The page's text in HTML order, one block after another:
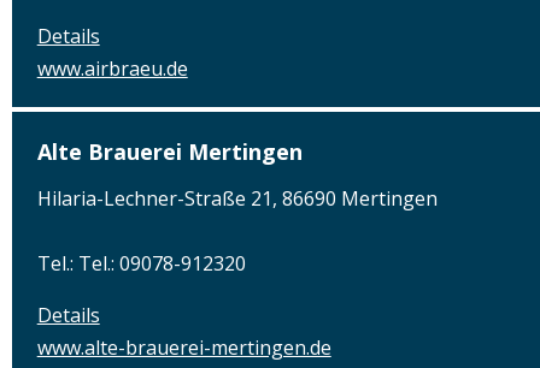
Details
www.airbraeu.de
Alte Brauerei Mertingen
Hilaria-Lechner-Straße 21, 86690 Mertingen
Tel.: Tel.: 09078-912320
Details
www.alte-brauerei-mertingen.de